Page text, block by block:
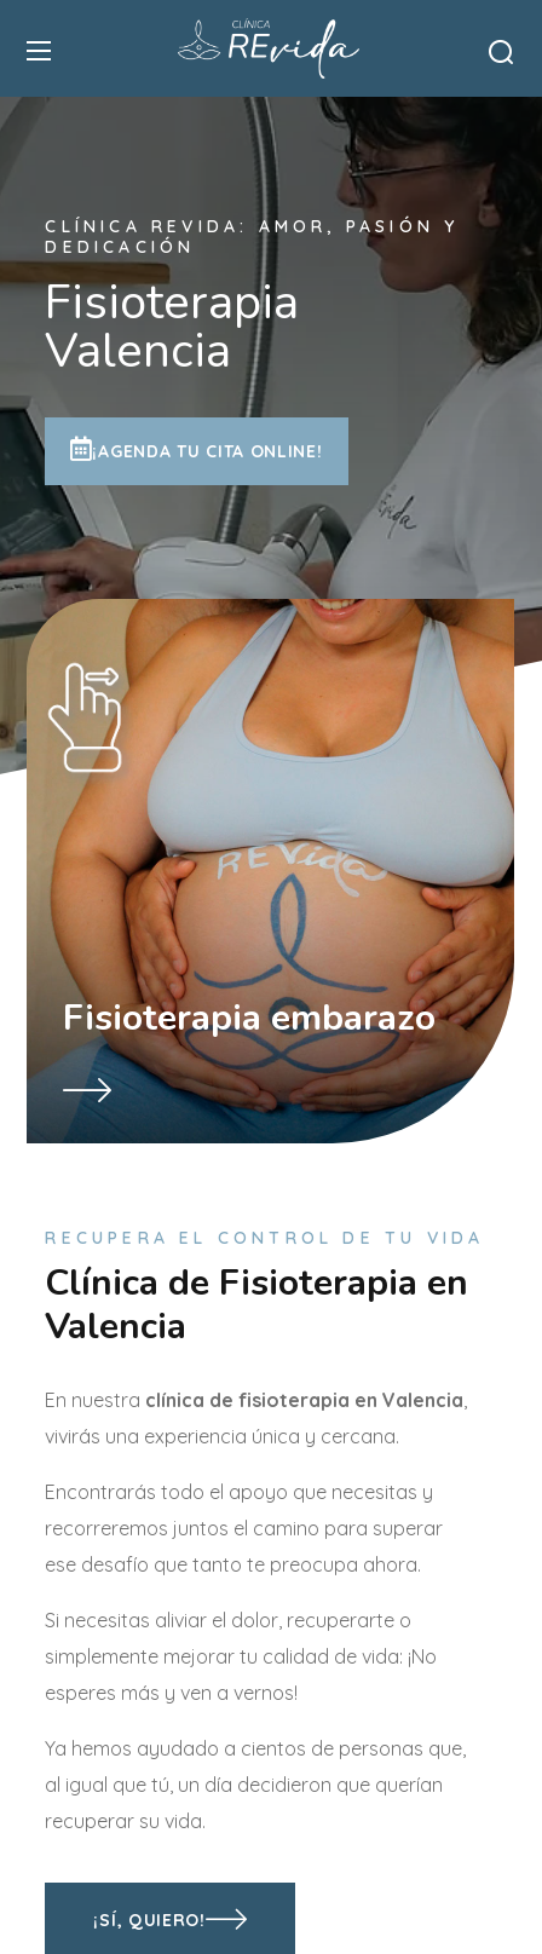
CLÍNICA REVIDA: AMOR, PASIÓN Y
DEDICACIÓN
Fisioterapia
Valencia
¡AGENDA TU CITA ONLINE!
Fisioterapia embarazo
RECUPERA EL CONTROL DE TU VIDA
Clínica de Fisioterapia en
Valencia
En nuestra clínica de fisioterapia en Valencia,
vivirás una experiencia única y cercana.
Encontrarás todo el apoyo que necesitas y
recorreremos juntos el camino para superar
ese desafío que tanto te preocupa ahora.
Si necesitas aliviar el dolor, recuperarte o
simplemente mejorar tu calidad de vida: ¡No
esperes más y ven a vernos!
Ya hemos ayudado a cientos de personas que,
al igual que tú, un día decidieron que querían
recuperar su vida.
¡SÍ, QUIERO!